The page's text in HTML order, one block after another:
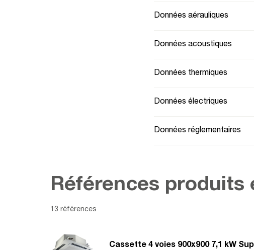
Données aérauliques
Données acoustiques
Données thermiques
Données électriques
Données réglementaires
Références produits
13 références
Cassette 4 voies 900x900 7,1 kW